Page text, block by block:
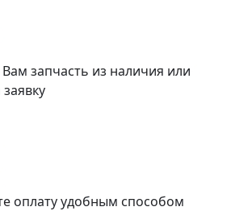
запчасть из наличия или
оплату удобным способом